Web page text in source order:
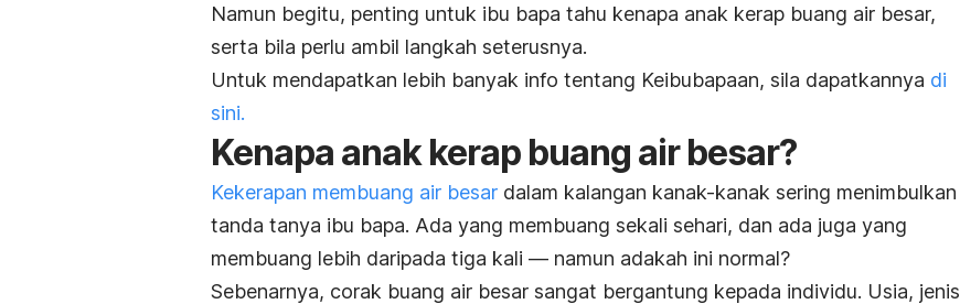
Namun begitu, penting untuk ibu bapa tahu kenapa anak kerap buang air besar,
serta bila perlu ambil langkah seterusnya.
Untuk mendapatkan lebih banyak info tentang Keibubapaan, sila dapatkannya di
sini.
Kenapa anak kerap buang air besar?
Kekerapan membuang air besar dalam kalangan kanak-kanak sering menimbulkan
tanda tanya ibu bapa. Ada yang membuang sekali sehari, dan ada juga yang
membuang lebih daripada tiga kali — namun adakah ini normal?
Sebenarnya, corak buang air besar sangat bergantung kepada individu. Usia, jenis